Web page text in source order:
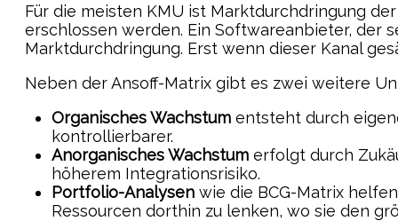
Für die meisten KMU ist Marktdurchdringung
erschlossen werden. Ein Softwareanbieter, der
Marktdurchdringung. Erst wenn dieser Kanal
Neben der Ansoff-Matrix gibt es zwei weitere
Organisches Wachstum entsteht durch
kontrollierbarer.
Anorganisches Wachstum erfolgt durch
höherem Integrationsrisiko.
Portfolio-Analysen wie die BCG-Matrix
Ressourcen dorthin zu lenken, wo sie den